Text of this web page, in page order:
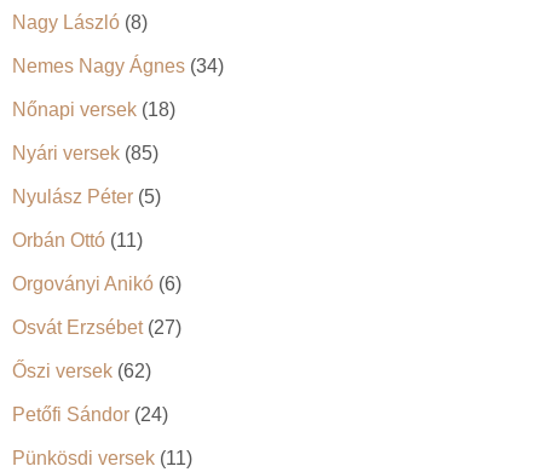
Nagy László (8)
Nemes Nagy Ágnes (34)
Nőnapi versek (18)
Nyári versek (85)
Nyulász Péter (5)
Orbán Ottó (11)
Orgoványi Anikó (6)
Osvát Erzsébet(27)
Őszi versek (62)
Petőfi Sándor (24)
Pünkösdi versek (11)